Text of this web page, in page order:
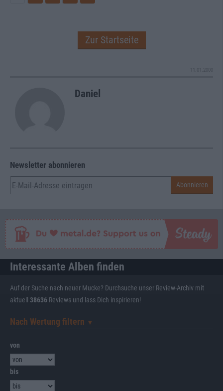
Zur Startseite
Daniel
Newsletter abonnieren
Interessante Alben finden
Auf der Suche nach neuer Mucke? Durchsuche unser Review-Archiv mit
aktuell 38636 Reviews und lass Dich inspirieren!
Nach Wertung filtern ▼︎
von
bis